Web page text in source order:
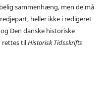
sammenhæng, men de må
heller ikke i redigeret
Den danske historiske
rettes tilHistorisk Tidsskrifts